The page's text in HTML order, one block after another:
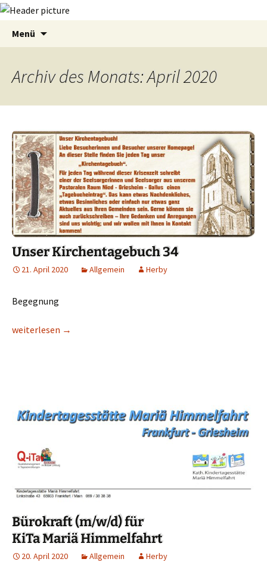
Menü
Archiv des Monats: April 2020
Unser Kirchentagebuch 34
21. April 2020 Allgemein Herby
Begegnung
Unser Kirchentagebuch 34
weiterlesen →
Bürokraft (m/w/d) für
KiTa Mariä Himmelfahrt
20. April 2020 Allgemein Herby